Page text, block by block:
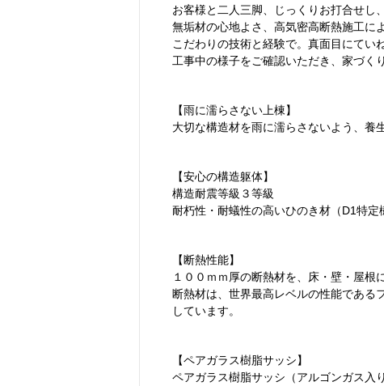
お客様と二人三脚、じっくりお打合せし
無垢材の心地よさ、高気密高断熱施工に
こだわりの技術と経験で。真面目にてい
工事中の様子をご確認いただき、家づく
【雨に濡らさない上棟】
大切な構造材を雨に濡らさないよう、養
【安心の構造躯体】
構造耐震等級３等級
耐朽性・耐蟻性の高いひのき材（D1特定
【断熱性能】
１００ｍｍ厚の断熱材を、床・壁・屋根
断熱材は、世界最高レベルの性能である
しています。
【ペアガラス樹脂サッシ】
ペアガラス樹脂サッシ（アルゴンガス入